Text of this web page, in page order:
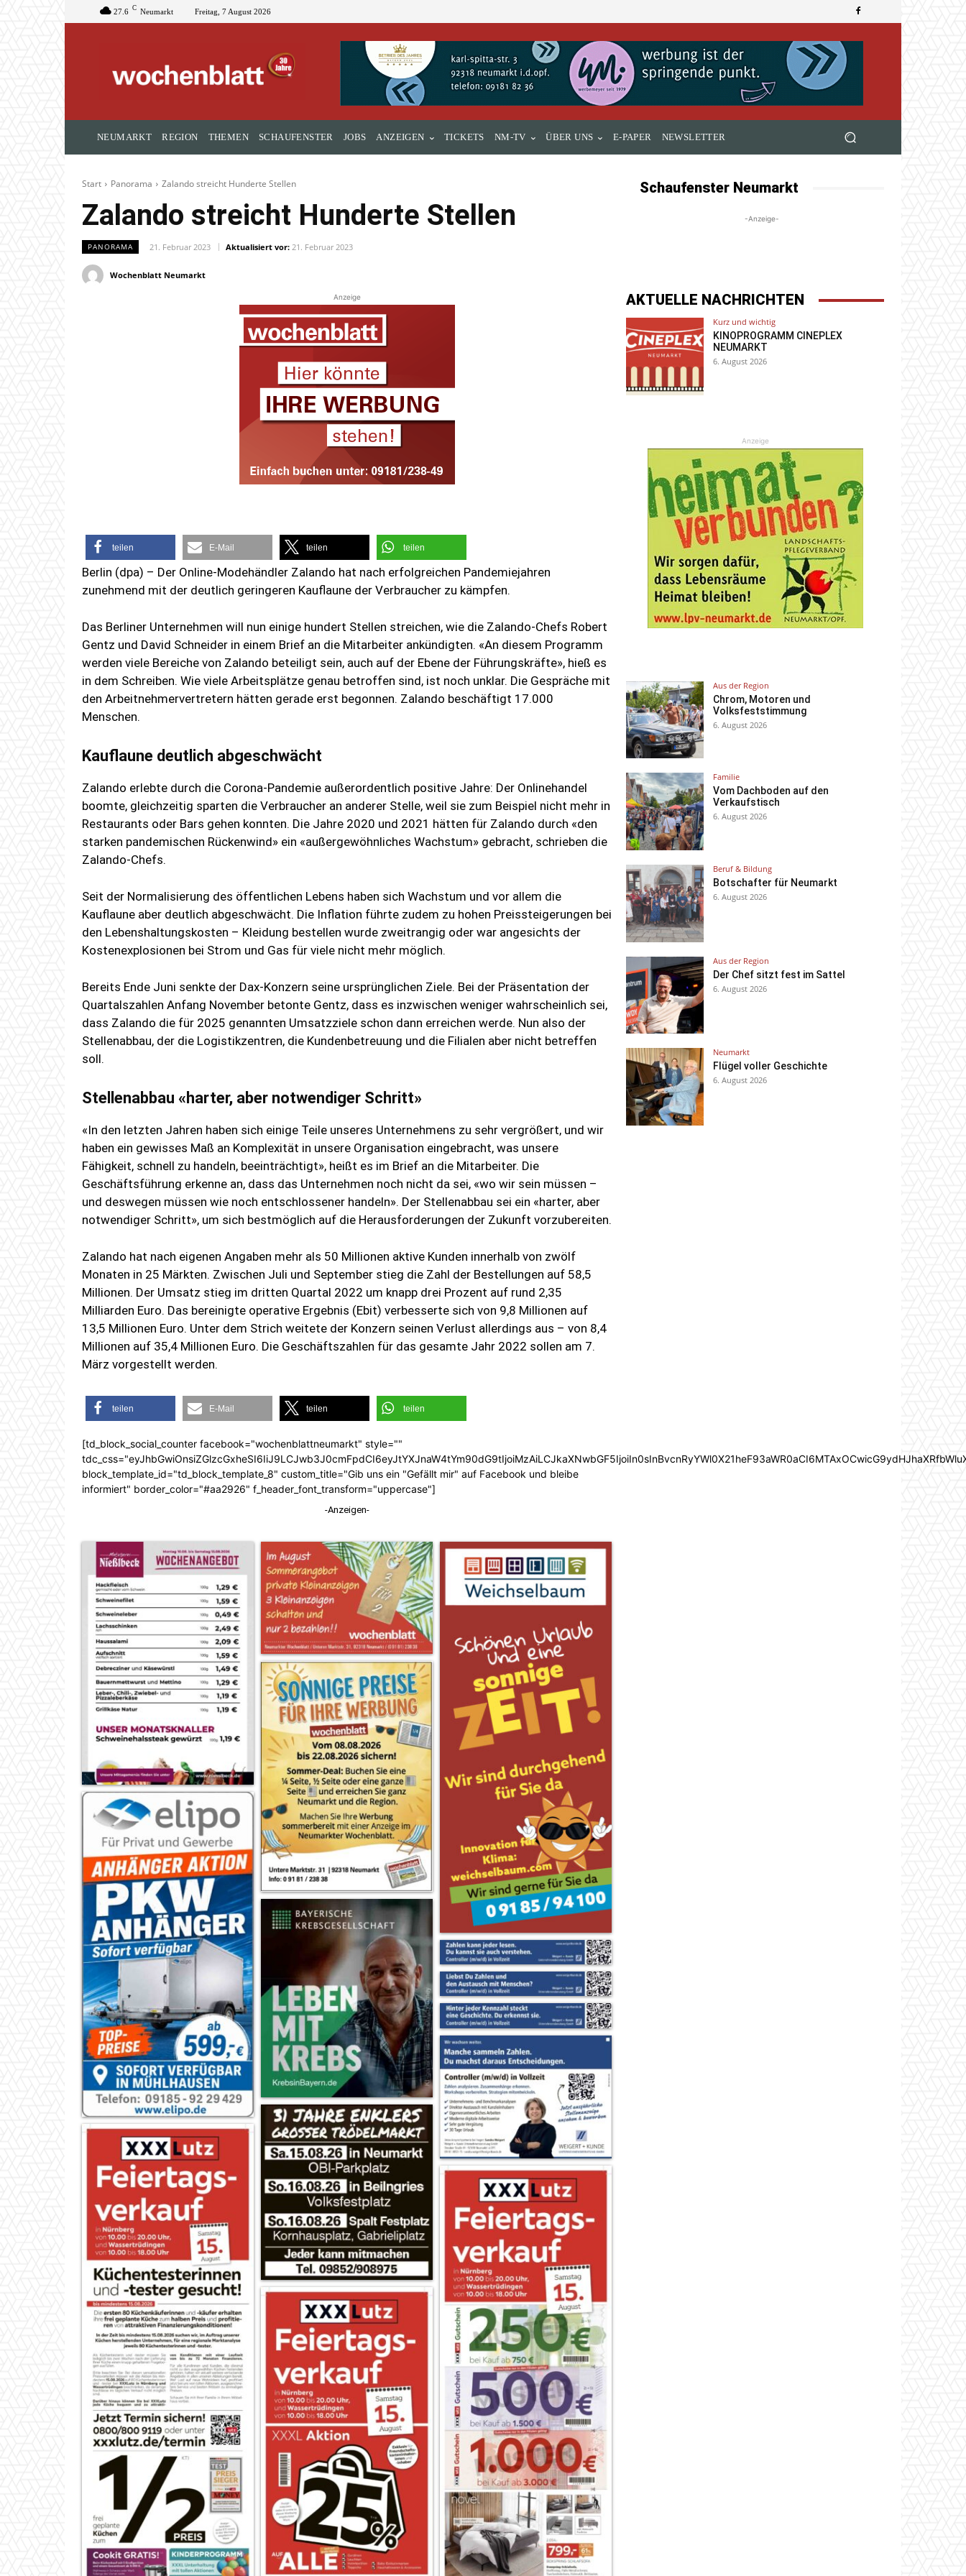
27.6 C Neumarkt Freitag, 7 August 2026
NEUMARKT REGION THEMEN SCHAUFENSTER JOBS ANZEIGEN TICKETS NM-TV ÜBER UNS E-PAPER NEWSLETTER
Start Panorama Zalando streicht Hunderte Stellen
Zalando streicht Hunderte Stellen
PANORAMA 21. Februar 2023 Aktualisiert vor: 21. Februar 2023
Wochenblatt Neumarkt
Schaufenster Neumarkt
-Anzeige-
Anzeige
teilen E-Mail teilen teilen
Berlin (dpa) – Der Online-Modehändler Zalando hat nach erfolgreichen Pandemiejahren
zunehmend mit der deutlich geringeren Kauflaune der Verbraucher zu kämpfen.
Das Berliner Unternehmen will nun einige hundert Stellen streichen, wie die Zalando-Chefs Robert
Gentz und David Schneider in einem Brief an die Mitarbeiter ankündigten. «An diesem Programm
werden viele Bereiche von Zalando beteiligt sein, auch auf der Ebene der Führungskräfte», hieß es
in dem Schreiben. Wie viele Arbeitsplätze genau betroffen sind, ist noch unklar. Die Gespräche mit
den Arbeitnehmervertretern hätten gerade erst begonnen. Zalando beschäftigt 17.000
Menschen.
Kauflaune deutlich abgeschwächt
Zalando erlebte durch die Corona-Pandemie außerordentlich positive Jahre: Der Onlinehandel
boomte, gleichzeitig sparten die Verbraucher an anderer Stelle, weil sie zum Beispiel nicht mehr in
Restaurants oder Bars gehen konnten. Die Jahre 2020 und 2021 hätten für Zalando durch «den
starken pandemischen Rückenwind» ein «außergewöhnliches Wachstum» gebracht, schrieben die
Zalando-Chefs.
Seit der Normalisierung des öffentlichen Lebens haben sich Wachstum und vor allem die
Kauflaune aber deutlich abgeschwächt. Die Inflation führte zudem zu hohen Preissteigerungen bei
den Lebenshaltungskosten – Kleidung bestellen wurde zweitrangig oder war angesichts der
Kostenexplosionen bei Strom und Gas für viele nicht mehr möglich.
Bereits Ende Juni senkte der Dax-Konzern seine ursprünglichen Ziele. Bei der Präsentation der
Quartalszahlen Anfang November betonte Gentz, dass es inzwischen weniger wahrscheinlich sei,
dass Zalando die für 2025 genannten Umsatzziele schon dann erreichen werde. Nun also der
Stellenabbau, der die Logistikzentren, die Kundenbetreuung und die Filialen aber nicht betreffen
soll.
Stellenabbau «harter, aber notwendiger Schritt»
«In den letzten Jahren haben sich einige Teile unseres Unternehmens zu sehr vergrößert, und wir
haben ein gewisses Maß an Komplexität in unsere Organisation eingebracht, was unsere
Fähigkeit, schnell zu handeln, beeinträchtigt», heißt es im Brief an die Mitarbeiter. Die
Geschäftsführung erkenne an, dass das Unternehmen noch nicht da sei, «wo wir sein müssen –
und deswegen müssen wie noch entschlossener handeln». Der Stellenabbau sei ein «harter, aber
notwendiger Schritt», um sich bestmöglich auf die Herausforderungen der Zukunft vorzubereiten.
Zalando hat nach eigenen Angaben mehr als 50 Millionen aktive Kunden innerhalb von zwölf
Monaten in 25 Märkten. Zwischen Juli und September stieg die Zahl der Bestellungen auf 58,5
Millionen. Der Umsatz stieg im dritten Quartal 2022 um knapp drei Prozent auf rund 2,35
Milliarden Euro. Das bereinigte operative Ergebnis (Ebit) verbesserte sich von 9,8 Millionen auf
13,5 Millionen Euro. Unter dem Strich weitete der Konzern seinen Verlust allerdings aus – von 8,4
Millionen auf 35,4 Millionen Euro. Die Geschäftszahlen für das gesamte Jahr 2022 sollen am 7.
März vorgestellt werden.
teilen E-Mail teilen teilen
[td_block_social_counter facebook="wochenblattneumarkt" style=""
block_template_id="td_block_template_8" custom_title="Gib uns ein "Gefällt mir" auf Facebook und bleibe
informiert" border_color="#aa2926" f_header_font_transform="uppercase"]
-Anzeigen-
AKTUELLE NACHRICHTEN
Kurz und wichtig
KINOPROGRAMM CINEPLEX
NEUMARKT
6. August 2026
Anzeige
Aus der Region
Chrom, Motoren und
Volksfeststimmung
6. August 2026
Familie
Vom Dachboden auf den
Verkaufstisch
6. August 2026
Beruf & Bildung
Botschafter für Neumarkt
6. August 2026
Aus der Region
Der Chef sitzt fest im Sattel
6. August 2026
Neumarkt
Flügel voller Geschichte
6. August 2026